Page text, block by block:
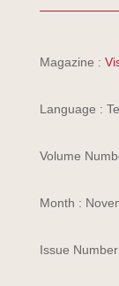
Magazine :
Language :
Volume
Month :
Issue